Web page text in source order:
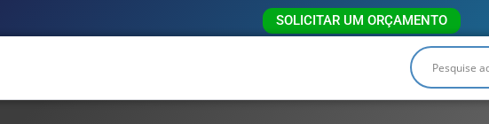
SOLICITAR UM ORÇAMENTO